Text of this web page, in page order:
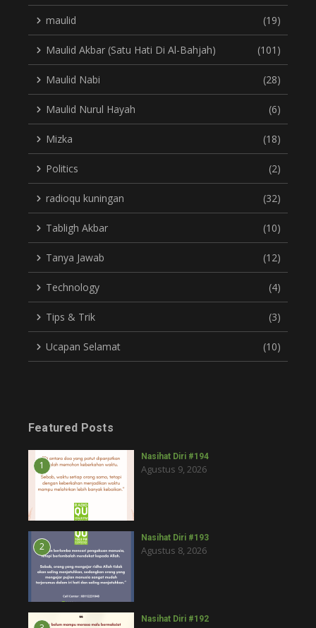
maulid (19)
Maulid Akbar (Satu Hati Di Al-Bahjah) (101)
Maulid Nabi (28)
Maulid Nurul Hayah (6)
Mizka (18)
Politics (2)
radioqu kuningan (32)
Tabligh Akbar (10)
Tanya Jawab (12)
Technology (4)
Tips & Trik (3)
Ucapan Selamat (10)
Featured Posts
1
Nasihat Diri #194
Agustus 9, 2026
2
Nasihat Diri #193
Agustus 8, 2026
Nasihat Diri #192